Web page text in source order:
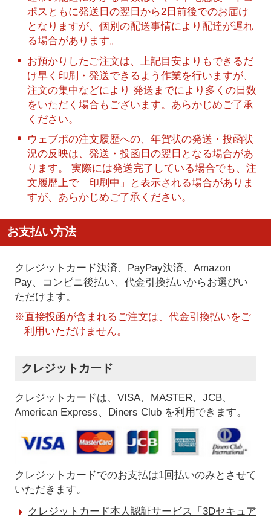
ポスともに発送日の翌日から2日前後でのお届け
となりますが、個別の配送事情により配達が遅れ
る場合があります。
お預かりしたご注文は、上記目安よりもできるだ
け早く印刷・発送できるよう作業を行いますが、
注文の集中などにより 発送までにより多くの日数
をいただく場合もございます。あらかじめご了承
ください。
ウェブポの注文履歴への、年賀状の発送・投函状
況の反映は、発送・投函日の翌日となる場合があ
ります。 実際には発送完了している場合でも、注
文履歴上で「印刷中」と表示される場合がありま
すが、あらかじめご了承ください。
お支払い方法
クレジットカード決済、PayPay決済、Amazon
Pay、コンビニ後払い、代金引換払いからお選びい
ただけます。
※直接投函が含まれるご注文は、代金引換払いをご
利用いただけません。
クレジットカード
クレジットカードは、VISA、MASTER、JCB、
American Express、Diners Club を利用できます。
クレジットカードでのお支払は1回払いのみとさせて
いただきます。
クレジットカード本人認証サービス「3Dセキュア